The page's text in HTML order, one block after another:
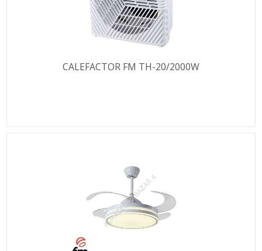
CALEFACTOR FM TH-20/2000W